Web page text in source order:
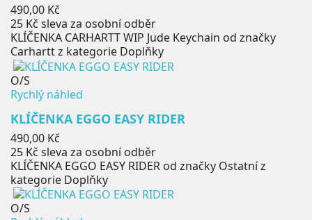
Cena
490,00 Kč
25 Kč sleva za osobní odběr
KLÍČENKA CARHARTT WIP Jude Keychain od značky
Carhartt z kategorie Doplňky
O/S
Rychlý náhled
KLÍČENKA EGGO EASY RIDER
Cena
490,00 Kč
25 Kč sleva za osobní odběr
KLÍČENKA EGGO EASY RIDER od značky Ostatní z
kategorie Doplňky
O/S